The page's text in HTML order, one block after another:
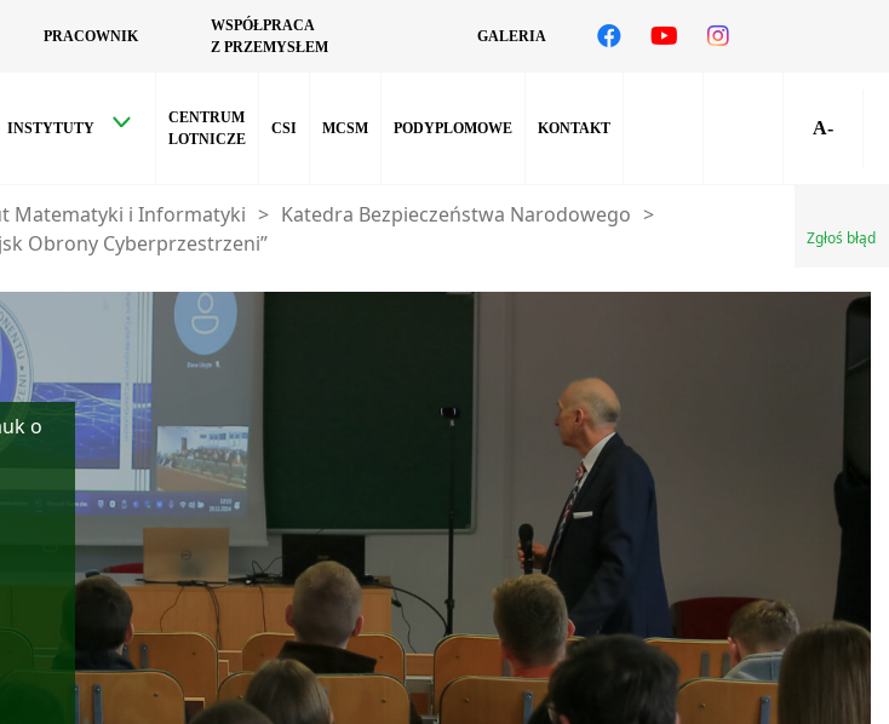
PRACOWNIK
WSPÓŁPRACA
Z PRZEMYSŁEM
GALERIA
INSTYTUTY
CENTRUM
LOTNICZE
CSI MCSM PODYPLOMOWE KONTAKT A-
Zgłoś błąd
Matematyki i Informatyki > Katedra Bezpieczeństwa Narodowego >
Obrony Cyberprzestrzeni”
o